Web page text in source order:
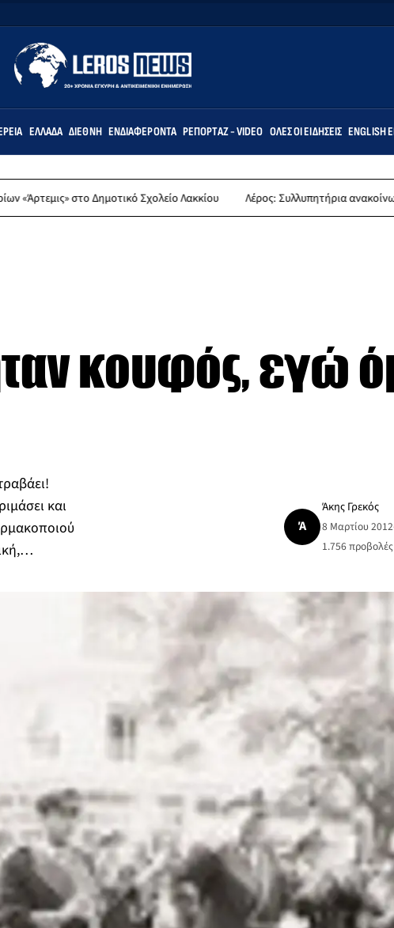
ΕΛΛΆΔΑ ΔΙΕΘΝΉ ΕΝΔΙΑΦΈΡΟΝΤΑ ΡΕΠΟΡΤΆΖ - VIDEO ΌΛΕΣ ΟΙ ΕΙΔΉΣΕΙΣ ENGLISH
Δημοτικό Σχολείο Λακκίου Λέρος: Συλλυπητήρια ανακοίνωση του
κουφός, εγώ
και
Ά
Άκης Γρεκός
8 Μαρτίου 2012
1.756προβολές